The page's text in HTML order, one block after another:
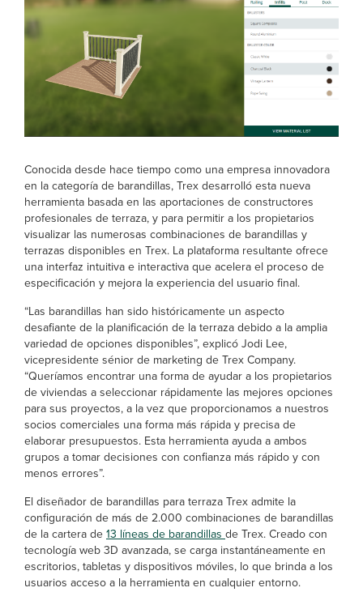
Conocida desde hace tiempo como una empresa innovadora
en la categoría de barandillas, Trex desarrolló esta nueva
herramienta basada en las aportaciones de constructores
profesionales de terraza, y para permitir a los propietarios
visualizar las numerosas combinaciones de barandillas y
terrazas disponibles en Trex. La plataforma resultante ofrece
una interfaz intuitiva e interactiva que acelera el proceso de
especificación y mejora la experiencia del usuario final.
“Las barandillas han sido históricamente un aspecto
desafiante de la planificación de la terraza debido a la amplia
variedad de opciones disponibles”, explicó Jodi Lee,
vicepresidente sénior de marketing de Trex Company.
“Queríamos encontrar una forma de ayudar a los propietarios
de viviendas a seleccionar rápidamente las mejores opciones
para sus proyectos, a la vez que proporcionamos a nuestros
socios comerciales una forma más rápida y precisa de
elaborar presupuestos. Esta herramienta ayuda a ambos
grupos a tomar decisiones con confianza más rápido y con
menos errores”.
El diseñador de barandillas para terraza Trex admite la
configuración de más de 2.000 combinaciones de barandillas
de la cartera de 13 líneas de barandillas de Trex. Creado con
tecnología web 3D avanzada, se carga instantáneamente en
escritorios, tabletas y dispositivos móviles, lo que brinda a los
usuarios acceso a la herramienta en cualquier entorno.